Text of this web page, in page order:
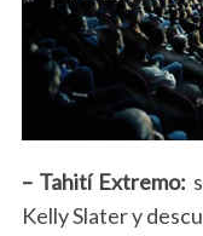
– Tahití Extremo:
Kelly Slater y